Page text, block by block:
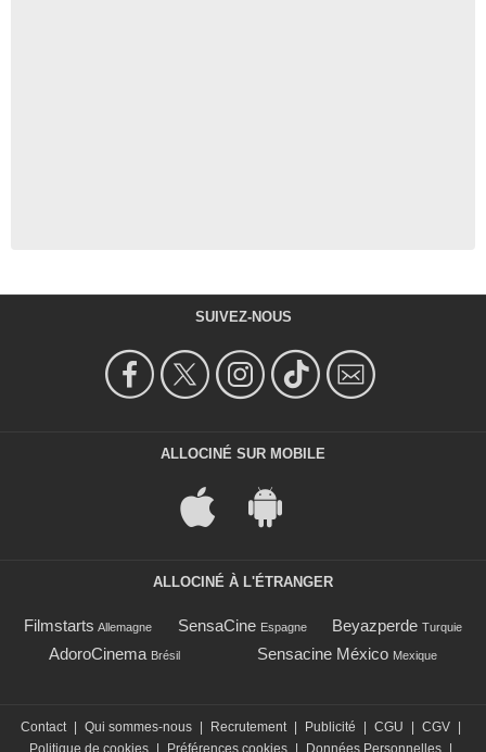
SUIVEZ-NOUS
ALLOCINÉ SUR MOBILE
ALLOCINÉ À L'ÉTRANGER
Filmstarts Allemagne SensaCine Espagne Beyazperde Turquie
AdoroCinema Brésil Sensacine México Mexique
Contact Qui sommes-nous Recrutement Publicité CGU CGV
Politique de cookies
Préférences cookies Données Personnelles